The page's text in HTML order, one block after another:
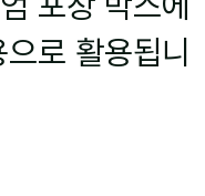
로 활용됩니